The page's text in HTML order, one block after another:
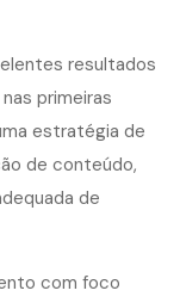
resultados
primeiras
estratégia de
de conteúdo,
de
com foco